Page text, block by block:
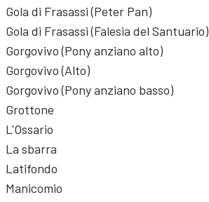
Gola di Frasassi (Peter Pan)
Gola di Frasassi (Falesia del Santuario)
Gorgovivo (Pony anziano alto)
Gorgovivo (Alto)
Gorgovivo (Pony anziano basso)
Grottone
L'Ossario
La sbarra
Latifondo
Manicomio